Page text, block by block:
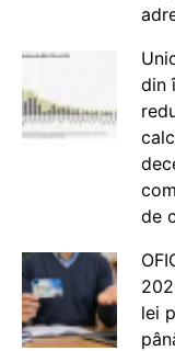
din
de
lei